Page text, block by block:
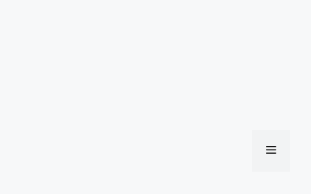
MENU